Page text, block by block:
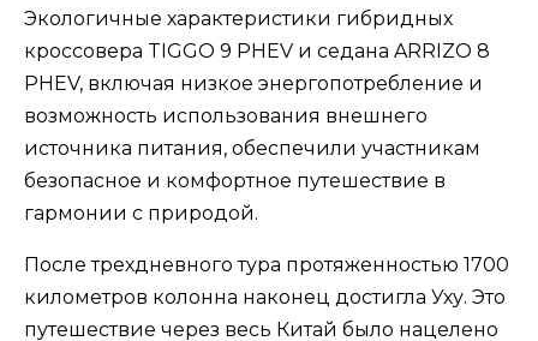
Экологичные характеристики гибридных
кроссовера TIGGO 9 PHEV и седана ARRIZO 8
PHEV, включая низкое энергопотребление и
возможность использования внешнего
источника питания, обеспечили участникам
безопасное и комфортное путешествие в
гармонии с природой.
После трехдневного тура протяженностью 1700
километров колонна наконец достигла Уху. Это
путешествие через весь Китай было нацелено